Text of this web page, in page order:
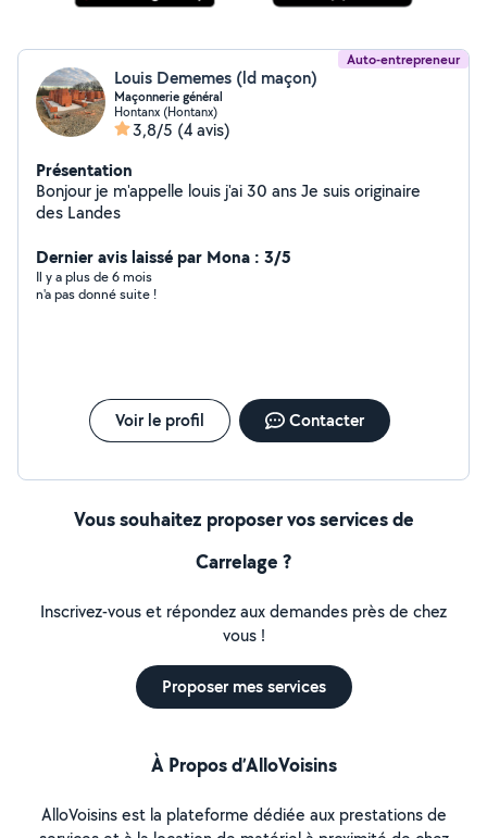
Auto-entrepreneur
Louis Dememes (ld maçon)
Maçonnerie général
Hontanx (Hontanx)
3,8/5 (4 avis)
Présentation
Bonjour je m'appelle louis j'ai 30 ans Je suis originaire
des Landes
Dernier avis laissé par Mona : 3/5
Il y a plus de 6 mois
n'a pas donné suite !
Voir le profil Contacter
Vous souhaitez proposer vos services de
Carrelage ?
Inscrivez-vous et répondez aux demandes près de chez
vous !
Proposer mes services
À Propos d’AlloVoisins
AlloVoisins est la plateforme dédiée aux prestations de